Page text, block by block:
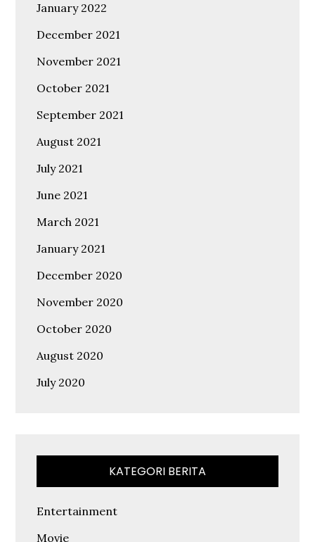
January 2022
December 2021
November 2021
October 2021
September 2021
August 2021
July 2021
June 2021
March 2021
January 2021
December 2020
November 2020
October 2020
August 2020
July 2020
KATEGORI BERITA
Entertainment
Movie